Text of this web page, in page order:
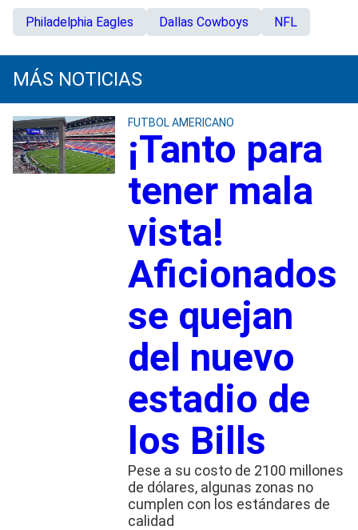
Philadelphia Eagles Dallas Cowboys NFL
MÁS NOTICIAS
FUTBOL AMERICANO
¡Tanto para
tener mala
vista!
Aficionados
se quejan
del nuevo
estadio de
los Bills
Pese a su costo de 2100 millones
de dólares, algunas zonas no
cumplen con los estándares de
calidad